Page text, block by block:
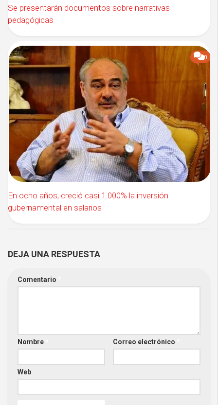
Se presentarán documentos sobre narrativas
pedagógicas
0
En ocho años, creció casi 1.000% la inversión
gubernamental en salarios
DEJA UNA RESPUESTA
Comentario
Nombre Correo electrónico
Web